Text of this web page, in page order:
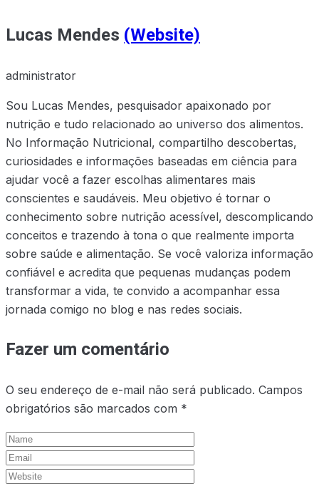
Lucas Mendes (Website)
administrator
Sou Lucas Mendes, pesquisador apaixonado por
nutrição e tudo relacionado ao universo dos alimentos.
No Informação Nutricional, compartilho descobertas,
curiosidades e informações baseadas em ciência para
ajudar você a fazer escolhas alimentares mais
conscientes e saudáveis. Meu objetivo é tornar o
conhecimento sobre nutrição acessível, descomplicando
conceitos e trazendo à tona o que realmente importa
sobre saúde e alimentação. Se você valoriza informação
confiável e acredita que pequenas mudanças podem
transformar a vida, te convido a acompanhar essa
jornada comigo no blog e nas redes sociais.
Fazer um comentário
O seu endereço de e-mail não será publicado. Campos
obrigatórios são marcados com *